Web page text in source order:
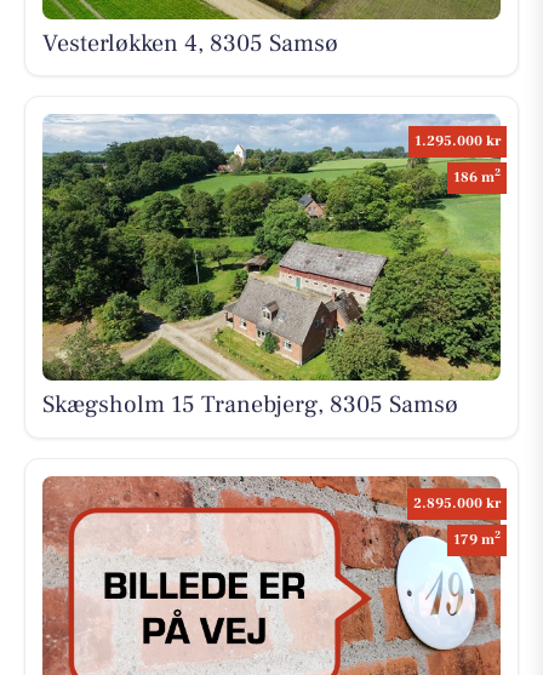
Vesterløkken 4, 8305 Samsø
1.295.000 kr
186 m2
Skægsholm 15 Tranebjerg, 8305 Samsø
2.895.000 kr
179 m2